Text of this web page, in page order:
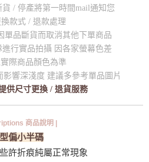
/ 停產將第一時間mail通知您
款式 / 退款處理
單品斷貨而取消其他下單商品
行實品拍攝 因各家螢幕色差
際商品顏色為準
響深淺度 建議多參考單品圖片
供尺寸更換 / 退貨服務
商品說明 |
偏小半碼
許折痕純屬正常現象